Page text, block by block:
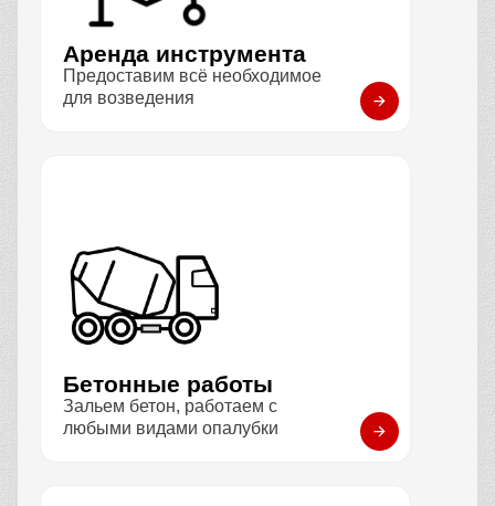
Аренда инструмента
Предоставим всё необходимое
для возведения
Бетонные работы
Зальем бетон, работаем с
любыми видами опалубки